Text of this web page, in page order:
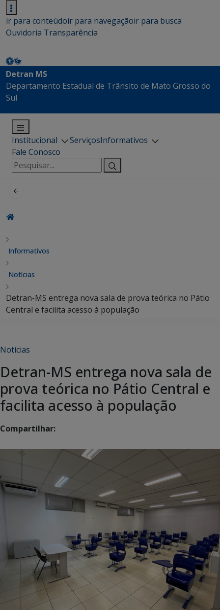
ir para conteúdoir para navegaçãoir para busca
Ouvidoria Transparência
Detran MS
Departamento Estadual de Trânsito de Mato Grosso do
Sul
Institucional ServiçosInformativos
Fale Conosco
Pesquisar
por:
Informativos
Notícias
Detran-MS entrega nova sala de prova teórica no Pátio
Central e facilita acesso à população
Notícias
Detran-MS entrega nova sala de
prova teórica no Pátio Central e
facilita acesso à população
Compartilhar: